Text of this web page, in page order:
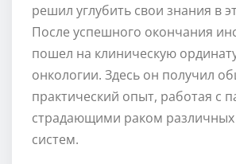
решил углубить свои знания в
После успешного окончания
пошел на клиническую
онкологии. Здесь он получил
практический опыт, работая с
страдающими раком различных
систем.